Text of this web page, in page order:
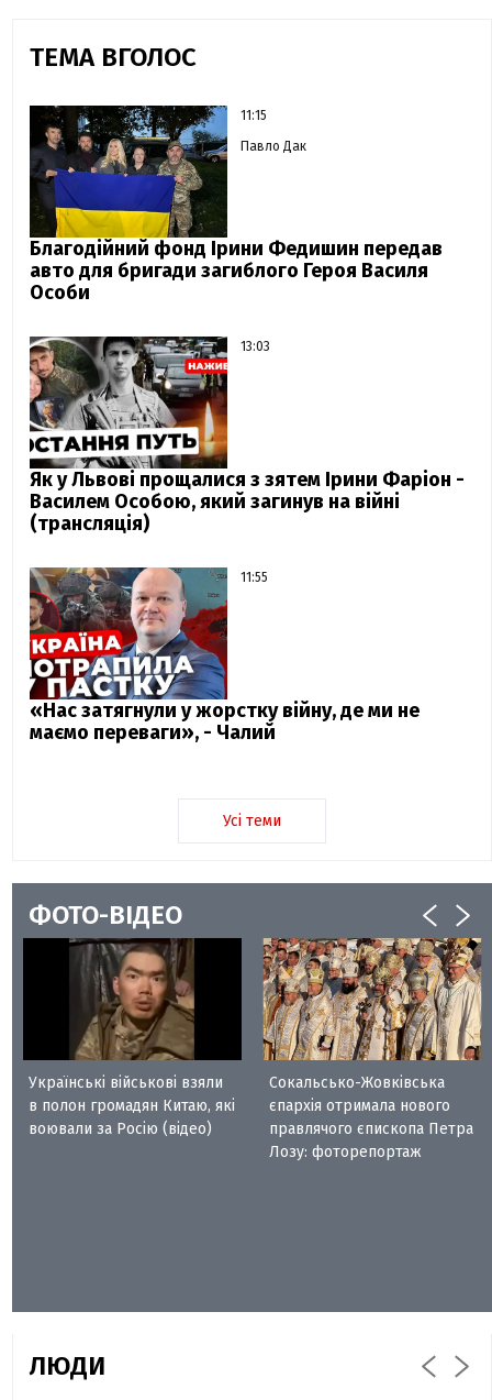
ТЕМА ВГОЛОС
11:15
Павло Дак
Благодійний фонд Ірини Федишин передав
авто для бригади загиблого Героя Василя
Особи
13:03
Як у Львові прощалися з зятем Ірини Фаріон -
Василем Особою, який загинув на війні
(трансляція)
11:55
«Нас затягнули у жорстку війну, де ми не
маємо переваги», - Чалий
Усі теми
ФОТО-ВІДЕО
Українські військові взяли
в полон громадян Китаю, які
воювали за Росію (відео)
Сокальсько-Жовківська
єпархія отримала нового
правлячого єпископа Петра
Лозу: фоторепортаж
ЛЮДИ